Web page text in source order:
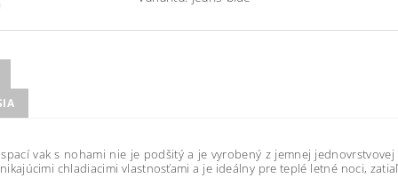
vak s nohami nie je podšitý a je vyrobený z jemnej
chladiacimi vlastnosťami a je ideálny pre teplé letné noci,